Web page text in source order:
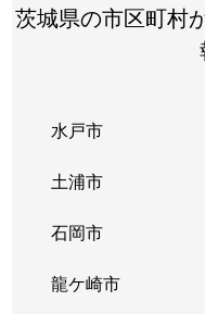
茨城県の市区町村
水戸市
土浦市
石岡市
龍ケ崎市